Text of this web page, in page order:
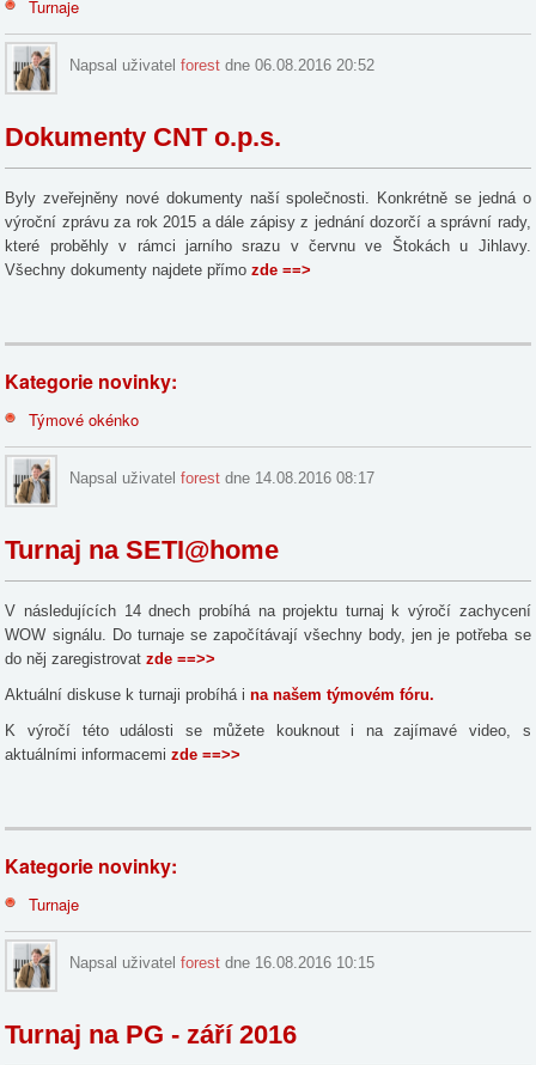
Turnaje
Napsal uživatelforest dne 06.08.2016 20:52
Dokumenty CNT o.p.s.
Byly zveřejněny nové dokumenty naší společnosti. Konkrétně se jedná o
výroční zprávu za rok 2015 a dále zápisy z jednání dozorčí a správní rady,
které proběhly v rámci jarního srazu v červnu ve Štokách u Jihlavy.
Všechny dokumenty najdete přímozde ==>
Kategorie novinky:
Týmové okénko
Napsal uživatelforest dne 14.08.2016 08:17
Turnaj na SETI@home
V následujících 14 dnech probíhá na projektu turnaj k výročí zachycení
WOW signálu. Do turnaje se započítávají všechny body, jen je potřeba se
do něj zaregistrovatzde ==>>
Aktuální diskuse k turnaji probíhá ina našem týmovém fóru.
K výročí této události se můžete kouknout i na zajímavé video, s
aktuálními informacemizde ==>>
Kategorie novinky:
Turnaje
Napsal uživatelforest dne 16.08.2016 10:15
Turnaj na PG - září 2016